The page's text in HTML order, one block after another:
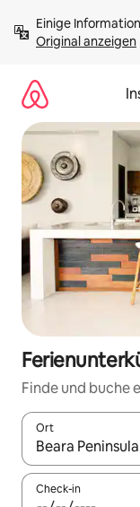
Inhalten
springenOriginal anzeigen
Finde und buche
Ort
Wenn
Check-in